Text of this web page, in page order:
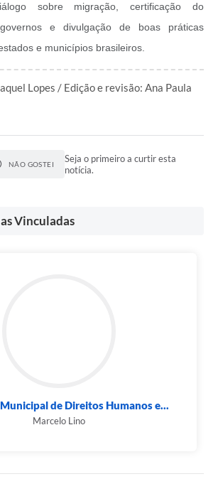
sobre migração, certificação do
e divulgação de boas práticas
e municípios brasileiros.
Lopes / Edição e revisão: Ana Paula
NÃO GOSTEI
Seja o primeiro a curtir esta
notícia.
Vinculadas
de Direitos Humanos e...
Marcelo Lino